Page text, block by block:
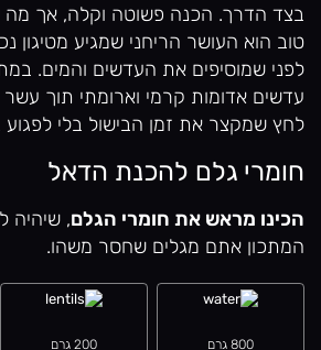
בצד הדרך. הכנה פשוטה וקלה, אך מה
טוב הוא העושר הריחני שמגיע מטיגון
לפני שמוסיפים את העדשים והמים.
עדשים אדומות קרמי וארומתי תוך
לחץ שמקצר את זמן הבישול בלי
חומרי גלם להכנת הדאל
הכינו מראש את חומרי הגלם, שיהיה
המתכון אתם מגלים שחסר משהו.
800 גרם 200 גרם